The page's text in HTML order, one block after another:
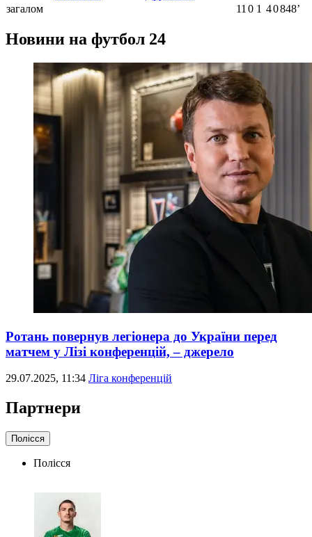
загалом 11 0 1 40848ʼ
Новини на футбол 24
Ротань повернув легіонера до України перед
матчем у Лізі конференцій, – джерело
29.07.2025, 11:34 Ліга конференцій
Партнери
Полісся
Полісся